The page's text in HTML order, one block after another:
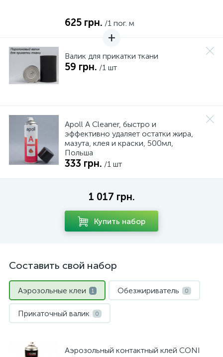
625 грн. /1 пог. м
Валик для прикатки ткани
59 грн. /1 шт
Apoll А Cleaner, быстро и
эффективно удаляет остатки жира,
мазута, клея и краски, 500мл,
Польша
333 грн. /1 шт
1 017 грн.
Купить набор
Составить свой набор
Аэрозольные клеи 1 Обезжириватель 0
Прикаточный валик 0
Аэрозольный контактный клей CONI